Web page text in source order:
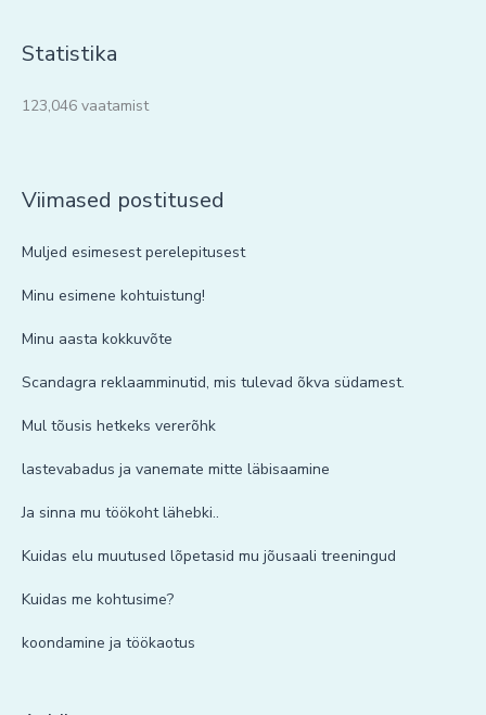
Statistika
123,046 vaatamist
Viimased postitused
Muljed esimesest perelepitusest
Minu esimene kohtuistung!
Minu aasta kokkuvõte
Scandagra reklaamminutid, mis tulevad õkva südamest.
Mul tõusis hetkeks vererõhk
lastevabadus ja vanemate mitte läbisaamine
Ja sinna mu töökoht lähebki..
Kuidas elu muutused lõpetasid mu jõusaali treeningud
Kuidas me kohtusime?
koondamine ja töökaotus